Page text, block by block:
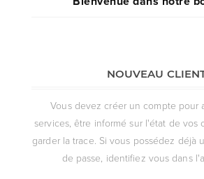
NOUVEAU
Vous devez créer un compte pour
services, être informé sur l'état de vos
garder la trace. Si vous possédez déjà
de passe, identifiez vous dans